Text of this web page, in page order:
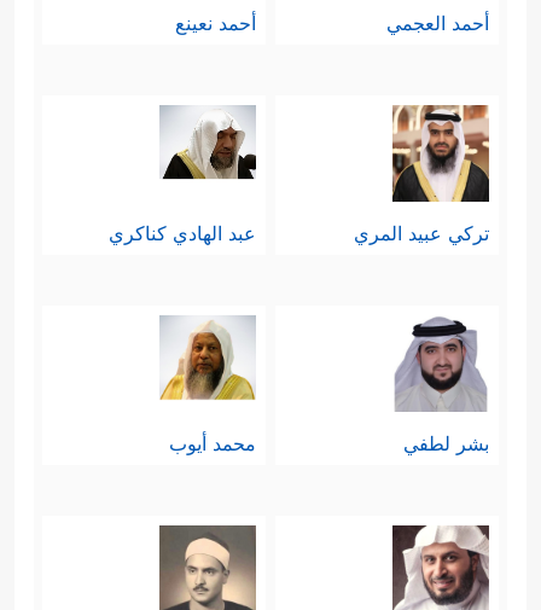
أحمد العجمي أحمد نعينع
تركي عبيد المري عبد الهادي كناكري
بشر لطفي محمد أيوب